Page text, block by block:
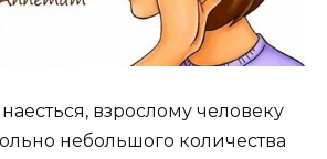
взрослому человеку
небольшого количества